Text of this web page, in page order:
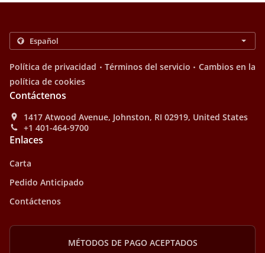
Política de privacidad . Términos del servicio . Cambios en la
política de cookies
Contáctenos
1417 Atwood Avenue, Johnston, RI 02919, United States
+1 401-464-9700
Enlaces
Carta
Pedido Anticipado
Contáctenos
MÉTODOS DE PAGO ACEPTADOS